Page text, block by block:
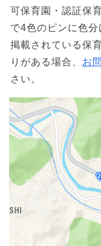
可保育園・認証保
で4色のピンに色分
掲載されている保
りがある場合、 お
さい。